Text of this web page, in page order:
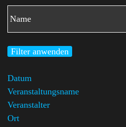
Filter anwenden
Datum
Veranstaltungsname
Veranstalter
Ort